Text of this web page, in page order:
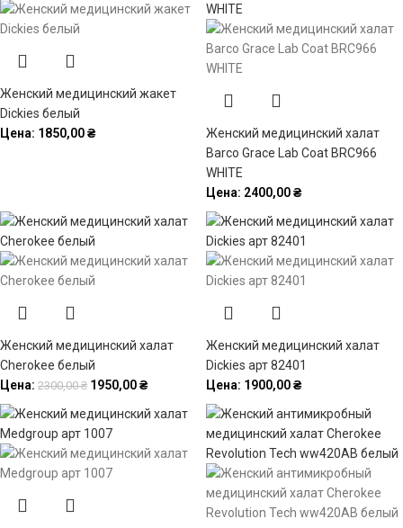
Женский медицинский жакет
Dickies белый
Цена: 1850,00₴
Женский медицинский халат
Barco Grace Lab Coat BRC966
WHITE
Цена: 2400,00₴
Женский медицинский халат
Cherokee белый
Цена: 2300,00₴ 1950,00₴
Женский медицинский халат
Dickies арт 82401
Цена: 1900,00₴